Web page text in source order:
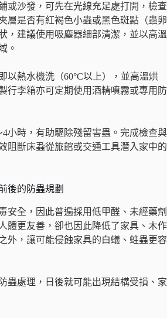
或沙發，可先在光線充足處打開，檢查
層是否有紅褐色小蟲或黑色斑點（蟲卵
，建議使用吸塵器細部清潔，並以高溫
。
以熱水機洗（60°C以上），並高溫烘
行李箱亦可定期使用酒精噴霧或專用防
小時，有助驅除殘留害蟲。完成檢查與
阻斷床蝨從旅館或交通工具潛入家中的
後的防蟲規劃
安全，因此普遍採用低甲醛、未經藥劑
體更友善，卻也因此降低了家具、木作
外，讓可能侵蝕家具的白蟻、蛀蟲更容
蟲處理，日後就可能出現結構受損、家